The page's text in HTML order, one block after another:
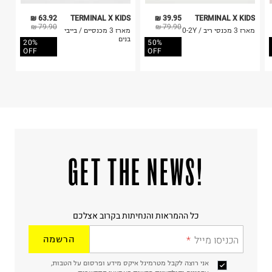
היבואן
טרמינל איקס אונליין בע"מ
בית פוקס-רח' החרמון
63.92 ₪
79.90 ₪
20%
OFF
TERMINAL X KIDS
מארז 3 מכנסיים / בייבי
בנים
39.95 ₪
79.90 ₪
50%
OFF
TERMINAL X KIDS
מארז 3 מכנסי ריב / 0-2Y
!GET THE NEWS
כל ההמראות והנחיתות בקרוב אצלכם
הכניסו מייל הרשמה
אני רוצה לקבל מטרמינל איקס מידע ופרסום על הטבות,